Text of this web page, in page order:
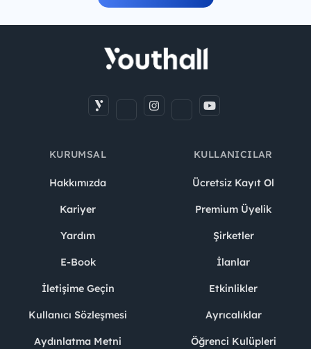
KURUMSAL
Hakkımızda
Kariyer
Yardım
E-Book
İletişime Geçin
Kullanıcı Sözleşmesi
Aydınlatma Metni
KULLANICILAR
Ücretsiz Kayıt Ol
Premium Üyelik
Şirketler
İlanlar
Etkinlikler
Ayrıcalıklar
Öğrenci Kulüpleri